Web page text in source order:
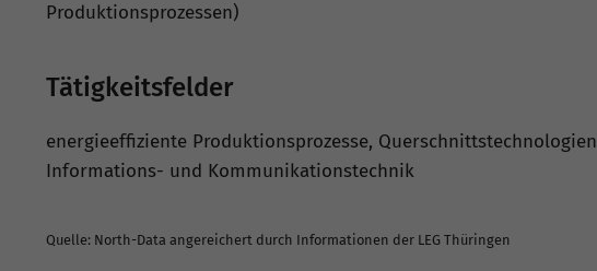
Produktionsprozessen)
Tätigkeitsfelder
energieeffiziente Produktionsprozesse, Querschnittstechnologien
Informations- und Kommunikationstechnik
Quelle: North-Data angereichert durch Informationen der LEG Thüringen